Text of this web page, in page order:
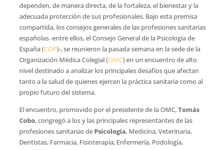
dependen, de manera directa, de la fortaleza, el bienestar y la
adecuada protección de sus profesionales. Bajo esta premisa
compartida, los consejos generales de las profesiones sanitarias
españolas -entre ellos, el Consejo General de la Psicología de
España (COP)-, se reunieron la pasada semana en la sede de la
Organización Médica Colegial (OMC) en un encuentro de alto
nivel destinado a analizar los principales desafíos que afectan
tanto a la salud de quienes ejercen la práctica sanitaria como al
propio futuro del sistema.
El encuentro, promovido por el presidente de la OMC,Tomás
Cobo, congregó a los y las principales representantes de las
profesiones sanitarias de Psicología, Medicina, Veterinaria,
Dentistas, Farmacia, Fisioterapia, Enfermería, Podología,